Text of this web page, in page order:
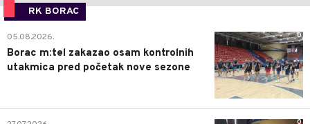
RK BORAC
0
05.08.2026.
Borac m:tel zakazao osam kontrolnih
utakmica pred početak nove sezone